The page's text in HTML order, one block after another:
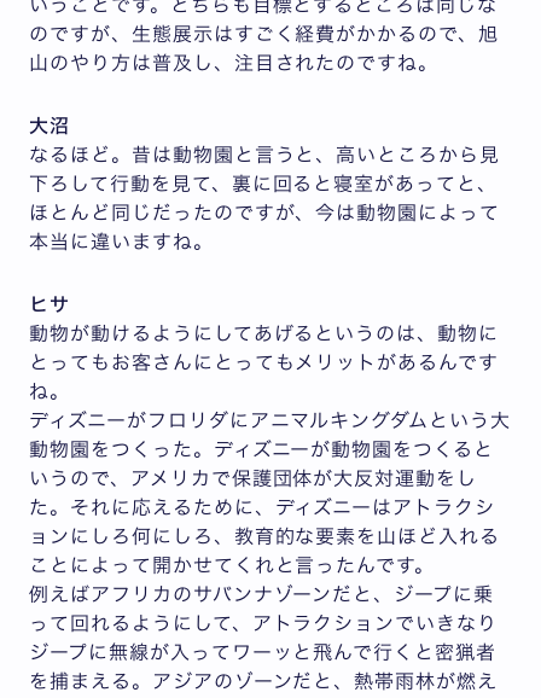
いうことです。どちらも目標とするところは同じな
のですが、生態展示はすごく経費がかかるので、旭
山のやり方は普及し、注目されたのですね。
大沼
なるほど。昔は動物園と言うと、高いところから見
下ろして行動を見て、裏に回ると寝室があってと、
ほとんど同じだったのですが、今は動物園によって
本当に違いますね。
ヒサ
動物が動けるようにしてあげるというのは、動物に
とってもお客さんにとってもメリットがあるんです
ね。
ディズニーがフロリダにアニマルキングダムという大
動物園をつくった。ディズニーが動物園をつくると
いうので、アメリカで保護団体が大反対運動をし
た。それに応えるために、ディズニーはアトラクシ
ョンにしろ何にしろ、教育的な要素を山ほど入れる
ことによって開かせてくれと言ったんです。
例えばアフリカのサバンナゾーンだと、ジープに乗
って回れるようにして、アトラクションでいきなり
ジープに無線が入ってワーッと飛んで行くと密猟者
を捕まえる。アジアのゾーンだと、熱帯雨林が燃え